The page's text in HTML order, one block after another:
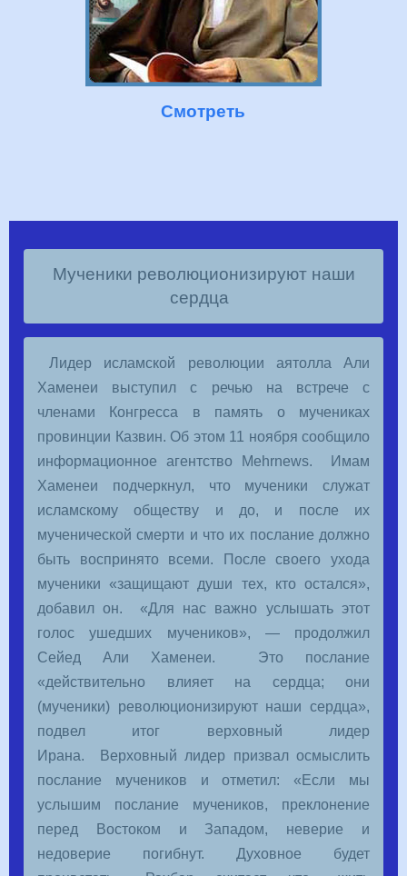
Смотреть
Мученики революционизируют наши
сердца
Лидер исламской революции аятолла Али
Хаменеи выступил с речью на встрече с
членами Конгресса в память о мучениках
провинции Казвин. Об этом 11 ноября сообщило
информационное агентство Мehrnews. Имам
Хаменеи подчеркнул, что мученики служат
исламскому обществу и до, и после их
мученической смерти и что их послание должно
быть воспринято всеми. После своего ухода
мученики «защищают души тех, кто остался»,
добавил он. «Для нас важно услышать этот
голос ушедших мучеников», — продолжил
Сейед Али Хаменеи. Это послание
«действительно влияет на сердца; они
(мученики) революционизируют наши сердца»,
подвел итог верховный лидер
Ирана. Верховный лидер призвал осмыслить
послание мучеников и отметил: «Если мы
услышим послание мучеников, преклонение
перед Востоком и Западом, неверие и
недоверие погибнут. Духовное будет